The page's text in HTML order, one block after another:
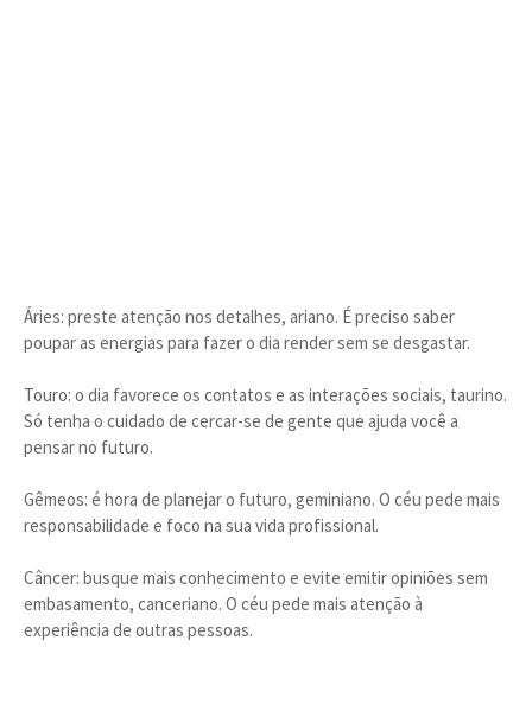
Áries: preste atenção nos detalhes, ariano. É preciso saber
poupar as energias para fazer o dia render sem se desgastar.
Touro: o dia favorece os contatos e as interações sociais, taurino.
Só tenha o cuidado de cercar-se de gente que ajuda você a
pensar no futuro.
Gêmeos: é hora de planejar o futuro, geminiano. O céu pede mais
responsabilidade e foco na sua vida profissional.
Câncer: busque mais conhecimento e evite emitir opiniões sem
embasamento, canceriano. O céu pede mais atenção à
experiência de outras pessoas.